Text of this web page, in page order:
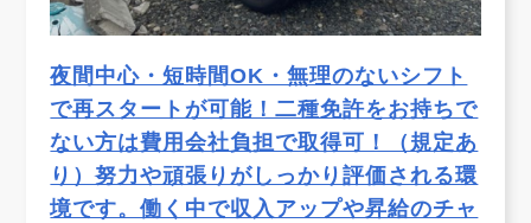
夜間中心・短時間OK・無理のないシフト
で再スタートが可能！二種免許をお持ちで
ない方は費用会社負担で取得可！（規定あ
り）努力や頑張りがしっかり評価される環
境です。働く中で収入アップや昇給のチャ